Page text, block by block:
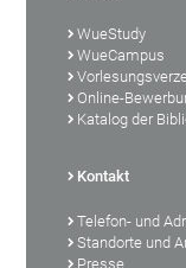
WueStudy
WueCampus
Online-
Katalog der
Kontakt
Telefon- und
Standorte und
Presse